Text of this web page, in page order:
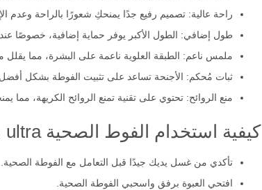
راحة عالية: تصميم رفيع جدًا يمنحكِ شعورًا بالراحة وعدم
طول إضافي: الطول الأكبر يوفر حماية إضافية، خصوصًا عند
ملمس ناعم: الطبقة العلوية ناعمة على البشرة، مما يقلل
ثبات مُحكم: الأجنحة تساعد على تثبيت الفوطة بشكل أفضل
منع الروائح: تحتوي على تقنية تمنع الروائح الكريهة، مما
كيفية استخدام الفوط الصحية ultra من أولويز؟
تأكدي من غسل يديك جيدًا قبل التعامل مع الفوطة الصحية.
افتحي العبوة برفق واسحبي الفوطة الصحية.